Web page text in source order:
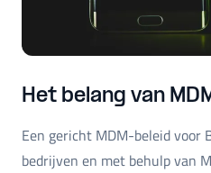
Het belang van
Een gericht MDM-beleid voor
bedrijven en met behulp van